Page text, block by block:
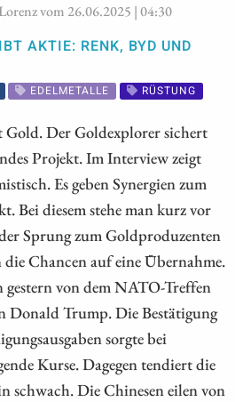
vom 26.06.2025 | 04:30
AKTIE: RENK, BYD UND
EDELMETALLE
RÜSTUNG
Gold. Der Goldexplorer sichert
Projekt. Im Interview zeigt
Es geben Synergien zum
Bei diesem stehe man kurz vor
Sprung zum Goldproduzenten
Chancen auf eine Übernahme.
von dem NATO-Treffen
Donald Trump. Die Bestätigung
sorgte bei
Kurse. Dagegen tendiert die
schwach. Die Chinesen eilen von